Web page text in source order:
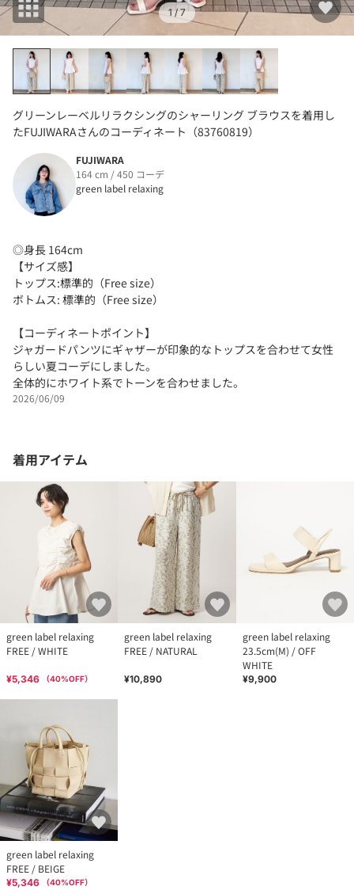
1/ 7
グリーンレーベルリラクシングのシャーリング ブラウスを着用し
たFUJIWARAさんのコーディネート（83760819）
FUJIWARA
164 cm / 450 コーデ
green label relaxing
◎身長 164cm
【サイズ感】
トップス:標準的（Free size）
ボトムス: 標準的（Free size）
【コーディネートポイント】
ジャガードパンツにギャザーが印象的なトップスを合わせて女性
らしい夏コーデにしました。
全体的にホワイト系でトーンを合わせました。
2026/06/09
着用アイテム
green label relaxing
FREE / WHITE
¥5,346 （40%OFF）
green label relaxing
FREE / NATURAL
¥10,890
green label relaxing
23.5cm(M) / OFF
WHITE
¥9,900
green label relaxing
FREE / BEIGE
¥5,346 （40%OFF）